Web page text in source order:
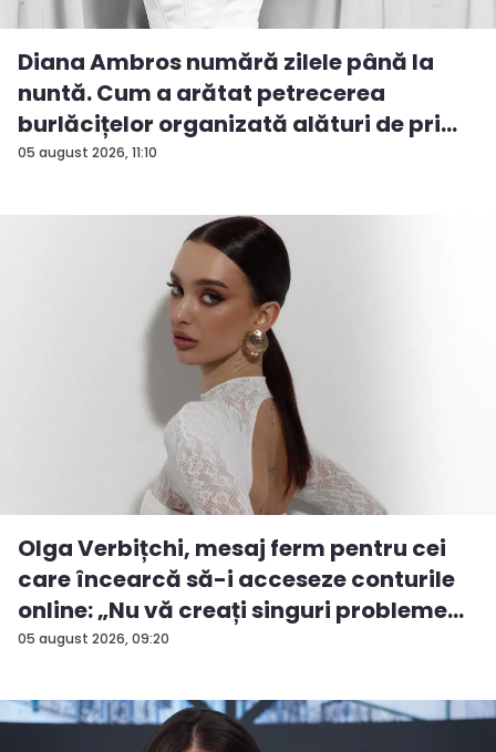
05 august 2026, 11:10
Diana Ambros numără zilele până la
nuntă. Cum a arătat petrecerea
burlăcițelor organizată alături de pri...
05 august 2026, 09:20
Olga Verbițchi, mesaj ferm pentru cei
care încearcă să-i acceseze conturile
online: „Nu vă creați singuri probleme...